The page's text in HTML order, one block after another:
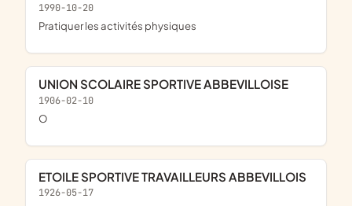
1990-10-20
pratiquer les activités physiques
UNION SCOLAIRE SPORTIVE ABBEVILLOISE
1906-02-10
o
ETOILE SPORTIVE TRAVAILLEURS ABBEVILLOIS
1926-05-17